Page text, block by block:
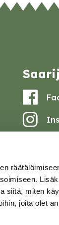
siitä, miten
joita olet